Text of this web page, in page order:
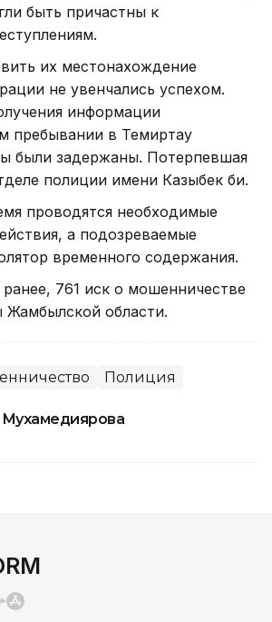
быть причастны к
их местонахождение
не увенчались успехом.
информации
пребывании в Темиртау
были задержаны. Потерпевшая
полиции имени Казыбек би.
проводятся необходимые
а подозреваемые
временного содержания.
761 иск о мошенничестве
Жамбылской области.
Полиция